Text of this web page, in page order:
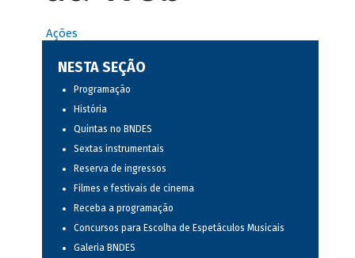
Ações
NESTA SEÇÃO
Programação
História
Quintas no BNDES
Sextas instrumentais
Reserva de ingressos
Filmes e festivais de cinema
Receba a programação
Concursos para Escolha de Espetáculos Musicais
Galeria BNDES